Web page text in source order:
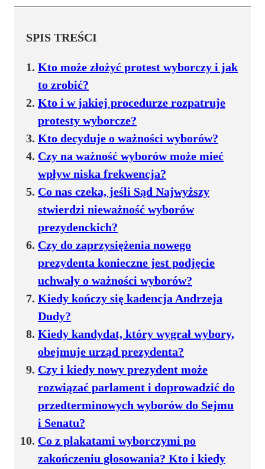
SPIS TREŚCI
Kto może złożyć protest wyborczy i jak
to zrobić?
Kto i w jakiej procedurze rozpatruje
protesty wyborcze?
Kto decyduje o ważności wyborów?
Czy na ważność wyborów może mieć
wpływ niska frekwencja?
Co nas czeka, jeśli Sąd Najwyższy
stwierdzi nieważność wyborów
prezydenckich?
Czy do zaprzysiężenia nowego
prezydenta konieczne jest podjęcie
uchwały o ważności wyborów?
Kiedy kończy się kadencja Andrzeja
Dudy?
Kiedy kandydat, który wygrał wybory,
obejmuje urząd prezydenta?
Czy i kiedy nowy prezydent może
rozwiązać parlament i doprowadzić do
przedterminowych wyborów do Sejmu
i Senatu?
Co z plakatami wyborczymi po
zakończeniu głosowania? Kto i kiedy